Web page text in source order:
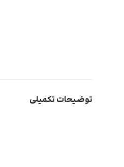
توضیحات تکمیلی